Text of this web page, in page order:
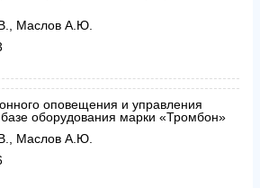
Маслов А.Ю.
оповещения и управления
оборудования марки «Тромбон»
Маслов А.Ю.